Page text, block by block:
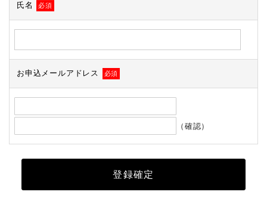
氏名 必須
お申込メールアドレス 必須
（確認）